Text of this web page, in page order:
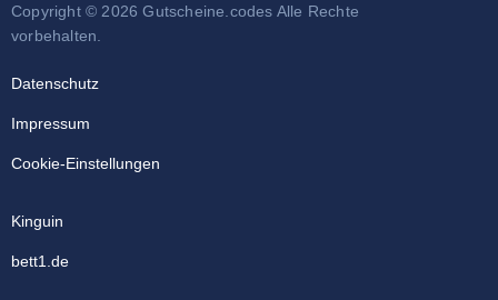
Copyright © 2026 Gutscheine.codes Alle Rechte
vorbehalten.
Datenschutz
Impressum
Cookie-Einstellungen
Kinguin
bett1.de